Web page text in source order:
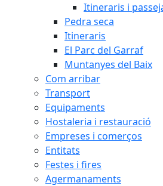
Itineraris i
Pedra seca
Itineraris
El Parc del Garraf
Muntanyes del Baix
Com arribar
Transport
Equipaments
Hostaleria i restauració
Empreses i comerços
Entitats
Festes i fires
Agermanaments